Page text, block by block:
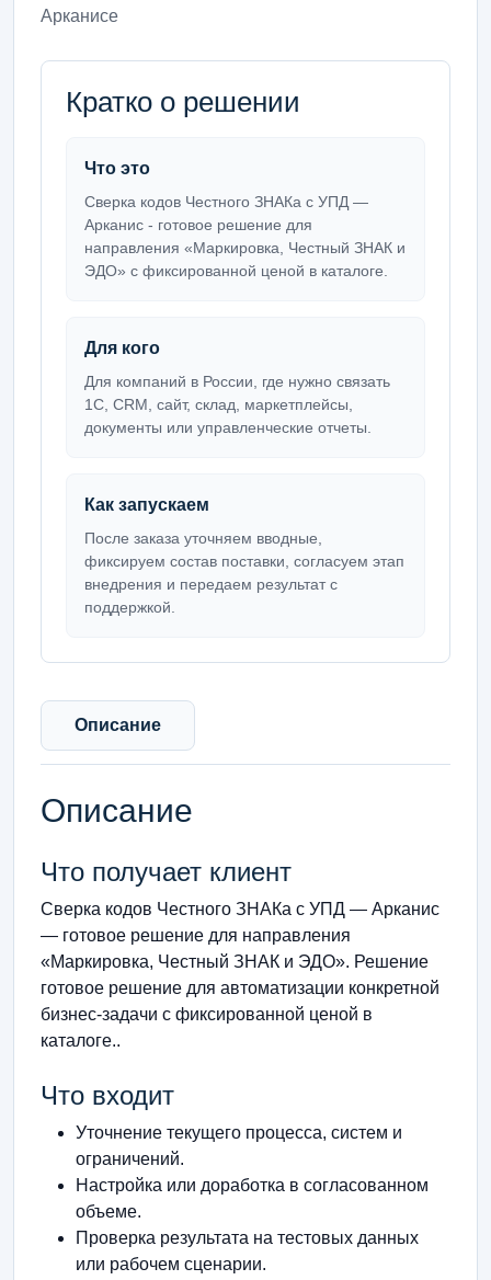
Арканисе
Кратко о решении
Что это
Сверка кодов Честного ЗНАКа с УПД —
Арканис - готовое решение для
направления «Маркировка, Честный ЗНАК и
ЭДО» с фиксированной ценой в каталоге.
Для кого
Для компаний в России, где нужно связать
1С, CRM, сайт, склад, маркетплейсы,
документы или управленческие отчеты.
Как запускаем
После заказа уточняем вводные,
фиксируем состав поставки, согласуем этап
внедрения и передаем результат с
поддержкой.
Описание
Описание
Что получает клиент
Сверка кодов Честного ЗНАКа с УПД — Арканис
— готовое решение для направления
«Маркировка, Честный ЗНАК и ЭДО». Решение
готовое решение для автоматизации конкретной
бизнес-задачи с фиксированной ценой в
каталоге..
Что входит
Уточнение текущего процесса, систем и
ограничений.
Настройка или доработка в согласованном
объеме.
Проверка результата на тестовых данных
или рабочем сценарии.